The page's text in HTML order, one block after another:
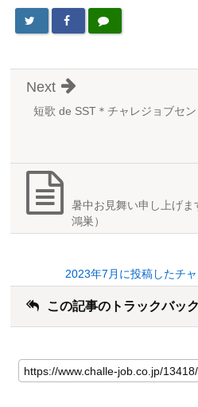
短歌 de SST＊チャレジョブセ
Next
暑中お見舞い申し上げ
鴻巣）
2023年7月に投稿したチ
この記事のトラックバッ
の
記